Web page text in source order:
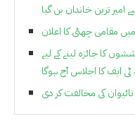
امیر ترین خاندان بن گیا
مقامی چھٹی کا اعلان
کا جائزہ لینے کے لیے
ایف کا اجلاس آج ہوگا
کی مخالفت کر دی